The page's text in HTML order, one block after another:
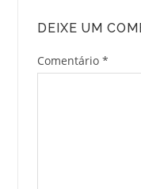
DEIXE UM
Comentário *